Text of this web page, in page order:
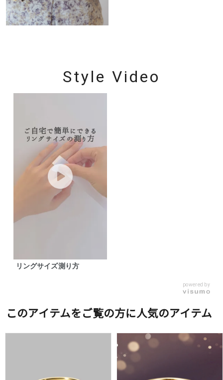
Style Video
リングサイズ測り方
powered by
このアイテムをご覧の方に人気のアイテム